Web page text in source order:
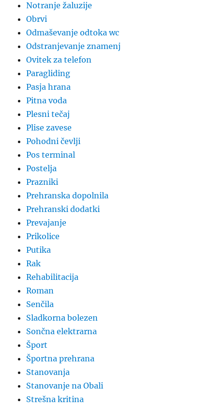
Notranje žaluzije
Obrvi
Odmaševanje odtoka wc
Odstranjevanje znamenj
Ovitek za telefon
Paragliding
Pasja hrana
Pitna voda
Plesni tečaj
Plise zavese
Pohodni čevlji
Pos terminal
Postelja
Prazniki
Prehranska dopolnila
Prehranski dodatki
Prevajanje
Prikolice
Putika
Rak
Rehabilitacija
Roman
Senčila
Sladkorna bolezen
Sončna elektrarna
Šport
Športna prehrana
Stanovanja
Stanovanje na Obali
Strešna kritina